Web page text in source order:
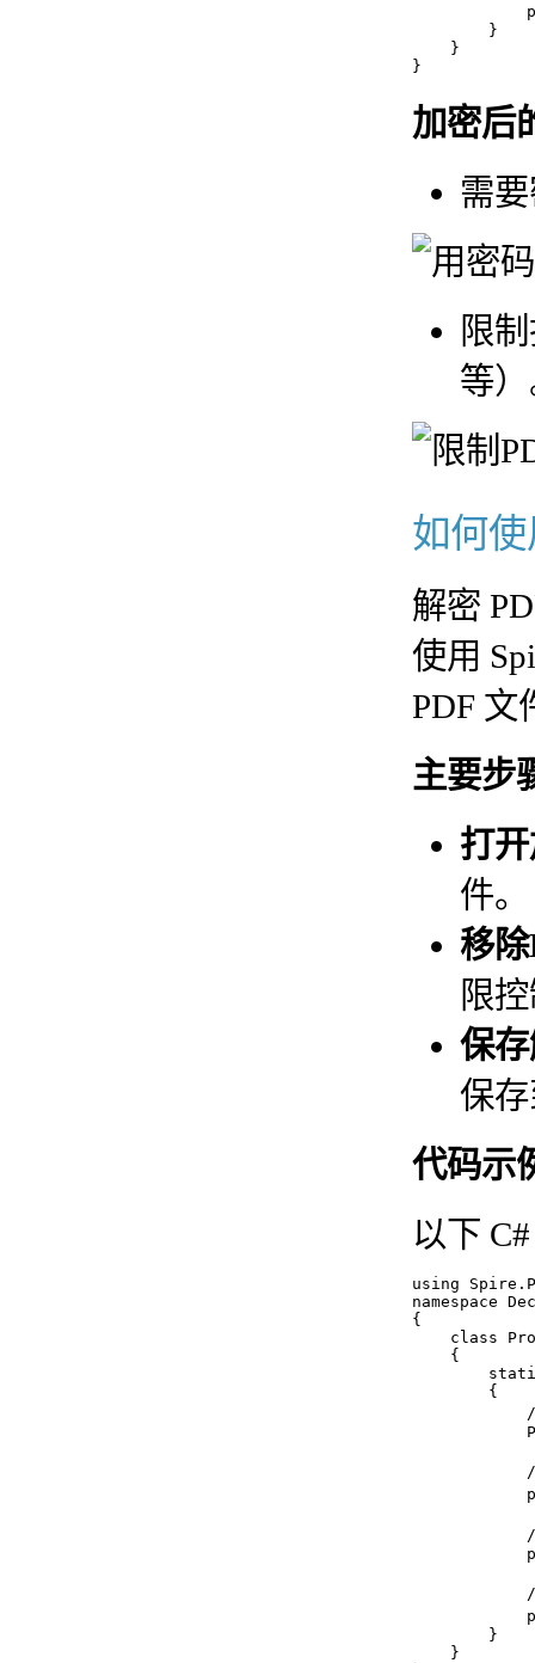
        }
    }
加密后
需
限
等
如何
解密
使用
PDF 文
主要步
打
件。
移
限
保
保
代码示
以下
using
namespace
{
class
    {
        {
        }
    }